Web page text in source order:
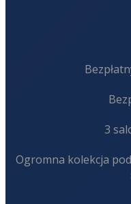
3
Ogromna kolekcja